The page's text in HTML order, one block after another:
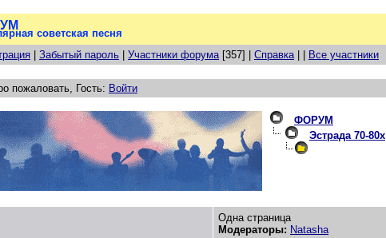
советская песня
Забытый пароль Участники форума[357] | Справка| | Все участники
пожаловать, Гость: Войти
ФОРУМ
Эстрада 70-80х
Одна страница
Модераторы: Natasha